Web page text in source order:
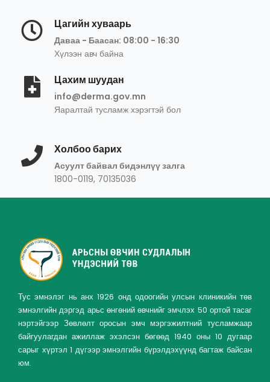
Цагийн хуваарь
Даваа - Баасан: 08:00 - 16:30
Хүлээн авч байна
Цахим шуудан
info@derma.gov.mn
Яаралтай тусламж хэрэгтэй бол
Холбоо барих
Асуулт байвал бидэнлүү залга
1800-0119, 70135036
Тус эмнэлэг нь анх 1926 онд одоогийн улсын клиникийн төв
эмнэлгийн дэргэд арьс өнгөний өвчнийг эмчлэх 50 ортой тасаг
нэртэйгээр Зөвлөлт оросын эмч мэргэжилтний тусламжаар
байгуулагдан ажиллаж эхэлсэн бөгөөд 1940 оны 10 дугаар
сарыг хүртэл 1 дүгээр эмнэлгийн бүрэлдэхүүнд багтаж байсан
юм.